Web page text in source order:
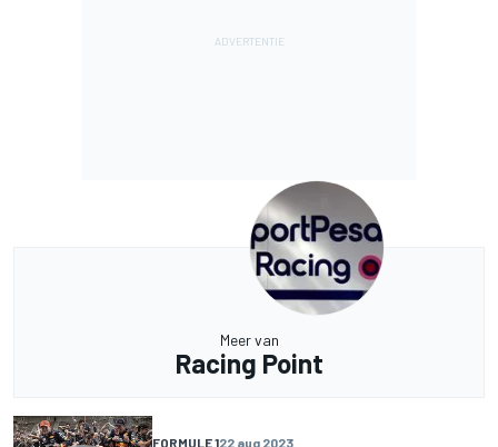
Meer van
Racing Point
FORMULE 122 aug 2023